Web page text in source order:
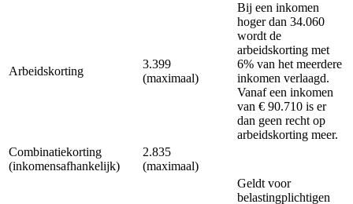
Arbeidskorting
3.399
(maximaal)
Bij een inkomen
hoger dan 34.060
wordt de
arbeidskorting met
6% van het meerdere
inkomen verlaagd.
Vanaf een inkomen
van € 90.710 is er
dan geen recht op
arbeidskorting meer.
Combinatiekorting
(inkomensafhankelijk)
2.835
(maximaal)
Geldt voor
belastingplichtigen